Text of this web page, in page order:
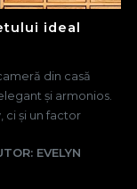
ideal
din casă
și armonios.
ci și un factor
EVELYN